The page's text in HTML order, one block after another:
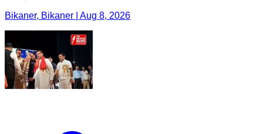
Bikaner, Bikaner | Aug 8, 2026